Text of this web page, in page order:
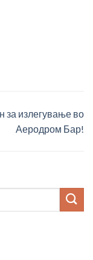
за излегување во
Аеродром Бар!